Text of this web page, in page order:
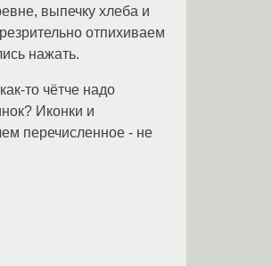
выпечку хлеба и
отпихиваем
нажать.
то чётче надо
Иконки и
перечисленное - не